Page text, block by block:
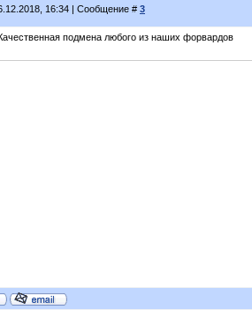
16:34 | Сообщение # 3
подмена любого из наших форвардов